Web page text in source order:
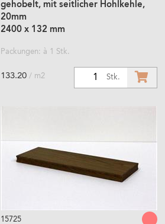
gehobelt, mit seitlicher Hohlkehle,
20mm
2400 x 132 mm
Packungen: à 1 Stk.
Stk.
133.20 / m2
15725